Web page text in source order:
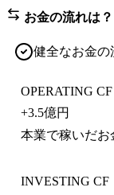
お金の流れは？
健全なお金の
OPERATING CF
+3.5億円
本業で稼いだお
INVESTING CF